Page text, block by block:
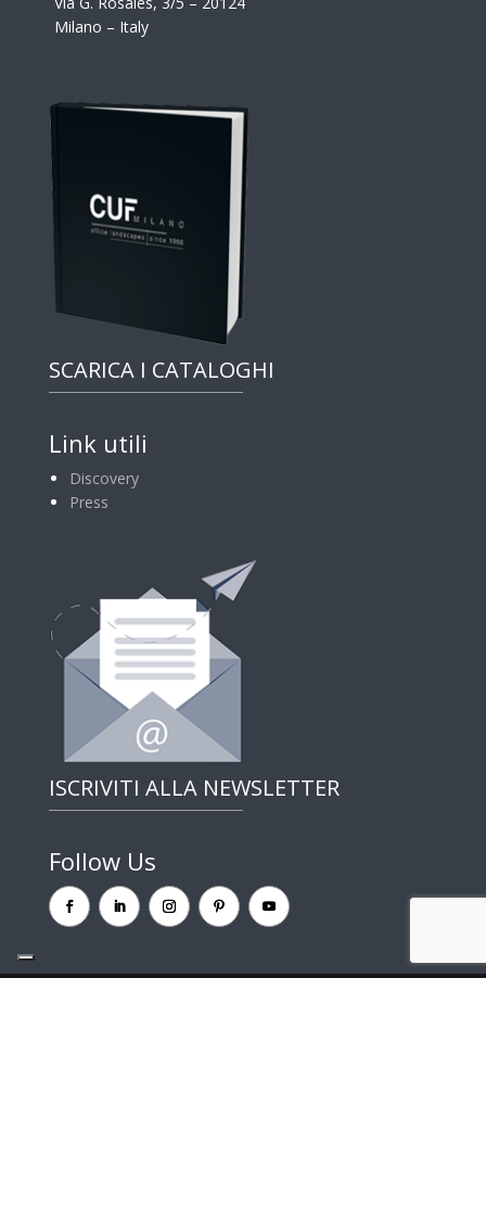
Milano – Italy
SCARICA I CATALOGHI
Link utili
Discovery
Press
ISCRIVITI ALLA NEWSLETTER
Follow Us